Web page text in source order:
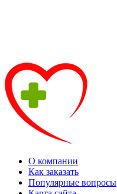
О компании
Как заказать
Популярные вопросы